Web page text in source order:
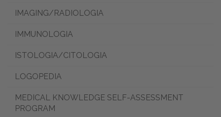
IMAGING/RADIOLOGIA
IMMUNOLOGIA
ISTOLOGIA/CITOLOGIA
LOGOPEDIA
MEDICAL KNOWLEDGE SELF-ASSESSMENT
PROGRAM